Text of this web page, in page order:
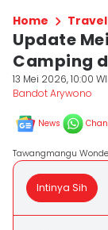
Home Travel
Update
Camping
13 Mei 2026, 10:00
Bandot Arywono
News
Tawangmangu
Intinya Sih